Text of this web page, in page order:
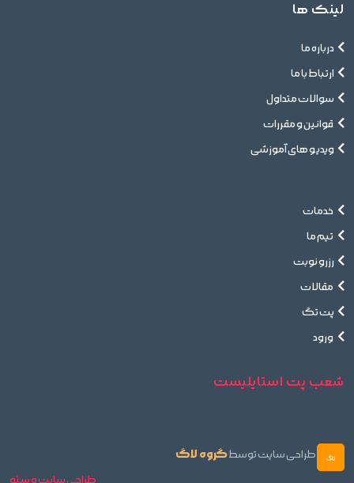
لینک ها
درباره ما
ارتباط با ما
سوالات متداول
قوانین و مقررات
ویدیو های آموزشی
خدمات
تیم ما
رزرو نوبت
مقالات
پت تگ
ورود
شعب پت استایلیست
طراحی سایت توسطگروه لاگ
طراحی سایت و سئو